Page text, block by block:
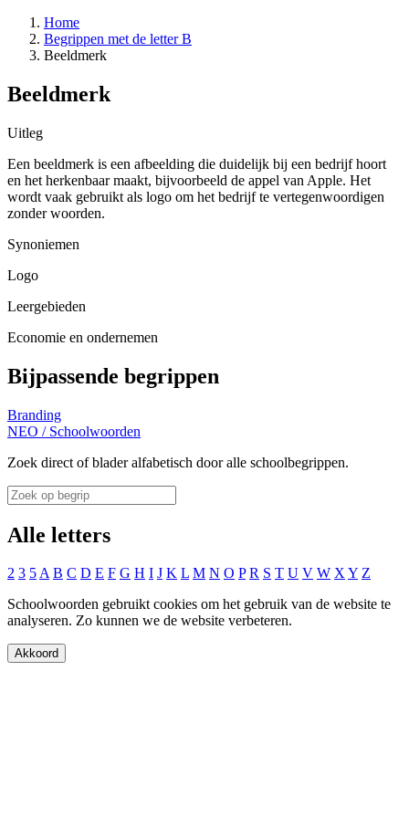
Home
Begrippen met de letter B
Beeldmerk
Beeldmerk
Uitleg
Een beeldmerk is een afbeelding die duidelijk bij een bedrijf hoort
en het herkenbaar maakt, bijvoorbeeld de appel van Apple. Het
wordt vaak gebruikt als logo om het bedrijf te vertegenwoordigen
zonder woorden.
Synoniemen
Logo
Leergebieden
Economie en ondernemen
Bijpassende begrippen
Branding
NEO / Schoolwoorden
Zoek direct of blader alfabetisch door alle schoolbegrippen.
Alle letters
2 3 5A B C D E F G H I J K L M N O P R S T U V W XY Z
Schoolwoorden gebruikt cookies om het gebruik van de website te
analyseren. Zo kunnen we de website verbeteren.
Akkoord